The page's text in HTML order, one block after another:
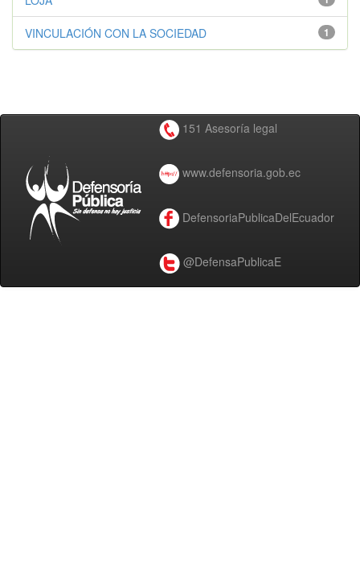
1
VINCULACIÓN CON LA SOCIEDAD
151 Asesoría legal
www.defensoria.gob.ec
DefensoriaPublicaDelEcuador
@DefensaPublicaE